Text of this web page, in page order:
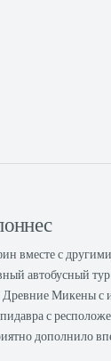
вместе с
автобусный
Микены с
с
дополнило